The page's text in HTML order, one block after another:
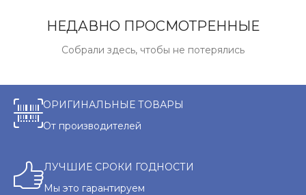
НЕДАВНО ПРОСМОТРЕННЫЕ
Собрали здесь, чтобы не потерялись
ОРИГИНАЛЬНЫЕ ТОВАРЫ
От производителей
ЛУЧШИЕ СРОКИ ГОДНОСТИ
Мы это гарантируем